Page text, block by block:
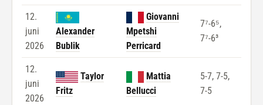
12.
juni
2026
Alexander
Bublik
Giovanni
Mpetshi
Perricard
7⁷-6⁵,
7⁷-6³
12.
juni
2026
Taylor
Fritz
Mattia
Bellucci
5-7, 7-5,
7-5